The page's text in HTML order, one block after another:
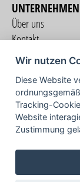
UNTERNEHMEN
Über uns
Kontakt
Impressum
Wir nutzen
Diese Website
Tracking-
Website
Zustimmung